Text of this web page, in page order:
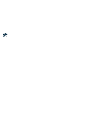
*Obligatorio